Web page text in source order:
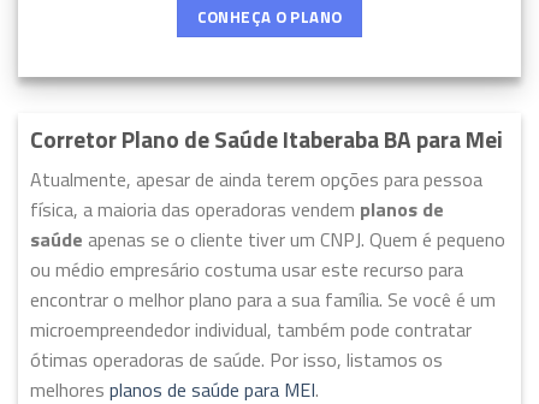
CONHEÇA O PLANO
Corretor Plano de Saúde Itaberaba BA para Mei
Atualmente, apesar de ainda terem opções para pessoa
física, a maioria das operadoras vendem planos de
saúde apenas se o cliente tiver um CNPJ. Quem é pequeno
ou médio empresário costuma usar este recurso para
encontrar o melhor plano para a sua família. Se você é um
microempreendedor individual, também pode contratar
ótimas operadoras de saúde. Por isso, listamos os
melhores planos de saúde para MEI.